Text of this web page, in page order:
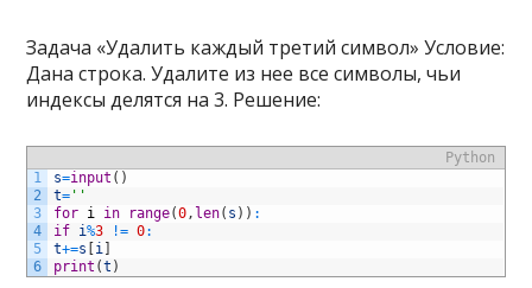
Задача «Удалить каждый третий символ» Условие:
Дана строка. Удалите из нее все символы, чьи
индексы делятся на 3. Решение:
Python
1
2
3
4
5
6
s=input ( )
t= ''
for i in range(0, len( s ) ) :
if i%3 != 0:
t+=s i
print (t )